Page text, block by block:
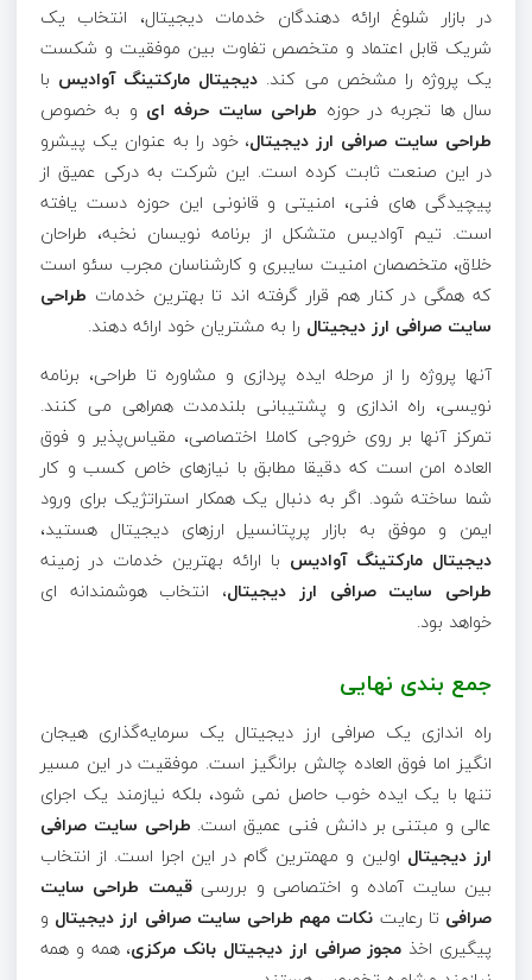
در بازار شلوغ ارائه دهندگان خدمات دیجیتال، انتخاب یک
شریک قابل اعتماد و متخصص تفاوت بین موفقیت و شکست
یک پروژه را مشخص می کند. دیجیتال مارکتینگ آوادیس با
سال ها تجربه در حوزه طراحی سایت حرفه ای و به خصوص
طراحی سایت صرافی ارز دیجیتال، خود را به عنوان یک پیشرو
در این صنعت ثابت کرده است. این شرکت به درکی عمیق از
پیچیدگی های فنی، امنیتی و قانونی این حوزه دست یافته
است. تیم آوادیس متشکل از برنامه نویسان نخبه، طراحان
خلاق، متخصصان امنیت سایبری و کارشناسان مجرب سئو است
که همگی در کنار هم قرار گرفته اند تا بهترین خدمات طراحی
سایت صرافی ارز دیجیتال را به مشتریان خود ارائه دهند.
آنها پروژه را از مرحله ایده پردازی و مشاوره تا طراحی، برنامه
نویسی، راه اندازی و پشتیبانی بلندمدت همراهی می کنند.
تمرکز آنها بر روی خروجی کاملا اختصاصی، مقیاس‌پذیر و فوق
العاده امن است که دقیقا مطابق با نیازهای خاص کسب و کار
شما ساخته شود. اگر به دنبال یک همکار استراتژیک برای ورود
ایمن و موفق به بازار پرپتانسیل ارزهای دیجیتال هستید،
دیجیتال مارکتینگ آوادیس با ارائه بهترین خدمات در زمینه
طراحی سایت صرافی ارز دیجیتال، انتخاب هوشمندانه ای
خواهد بود.
جمع بندی نهایی
راه اندازی یک صرافی ارز دیجیتال یک سرمایه‌گذاری هیجان
انگیز اما فوق العاده چالش برانگیز است. موفقیت در این مسیر
تنها با یک ایده خوب حاصل نمی شود، بلکه نیازمند یک اجرای
عالی و مبتنی بر دانش فنی عمیق است. طراحی سایت صرافی
ارز دیجیتال اولین و مهمترین گام در این اجرا است. از انتخاب
بین سایت آماده و اختصاصی و بررسیقیمت طراحی سایت
صرافی تا رعایت نکات مهم طراحی سایت صرافی ارز دیجیتال و
پیگیری اخذ مجوز صرافی ارز دیجیتال بانک مرکزی، همه و همه